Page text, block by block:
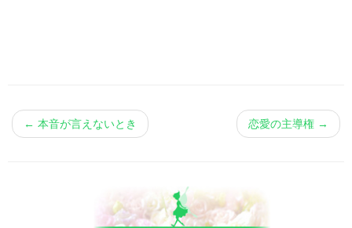
← 本音が言えないとき 恋愛の主導権 →